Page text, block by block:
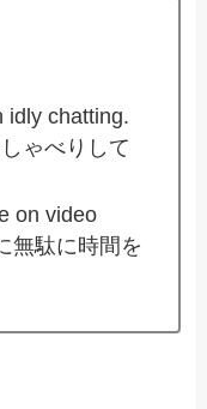
idly chatting.
ゃべりして
on video
無駄に時間を